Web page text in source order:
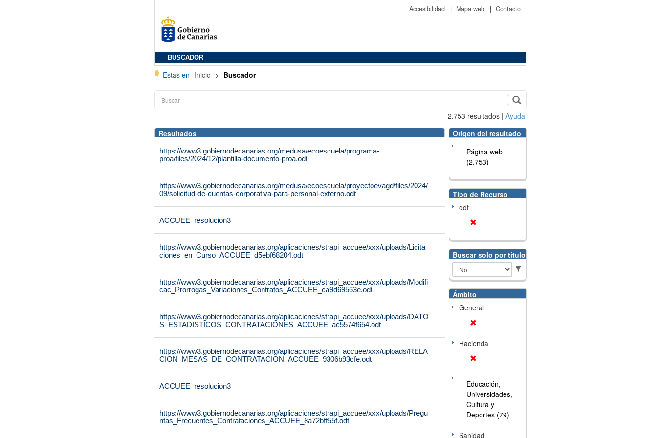
Accesibilidad | Mapa web | Contacto
BUSCADOR
Estás en Inicio > Buscador
2.753 resultados | Ayuda
Resultados
https://www3.gobiernodecanarias.org/medusa/ecoescuela/programa-
proa/files/2024/12/plantilla-documento-proa.odt
https://www3.gobiernodecanarias.org/medusa/ecoescuela/proyectoevagd/files/2024/
09/solicitud-de-cuentas-corporativa-para-personal-externo.odt
ACCUEE_resolucion3
https://www3.gobiernodecanarias.org/aplicaciones/strapi_accuee/xxx/uploads/Licita
ciones_en_Curso_ACCUEE_d5ebf68204.odt
https://www3.gobiernodecanarias.org/aplicaciones/strapi_accuee/xxx/uploads/Modifi
cac_Prorrogas_Variaciones_Contratos_ACCUEE_ca9d69563e.odt
https://www3.gobiernodecanarias.org/aplicaciones/strapi_accuee/xxx/uploads/DATO
S_ESTADISTICOS_CONTRATACIONES_ACCUEE_ac5574f654.odt
https://www3.gobiernodecanarias.org/aplicaciones/strapi_accuee/xxx/uploads/RELA
CION_MESAS_DE_CONTRATACION_ACCUEE_9306b93cfe.odt
ACCUEE_resolucion3
https://www3.gobiernodecanarias.org/aplicaciones/strapi_accuee/xxx/uploads/Pregu
ntas_Frecuentes_Contrataciones_ACCUEE_8a72bff55f.odt
Origen del resultado
Página web
(2.753)
Tipo de Recurso
odt
Buscar solo por título
Ámbito
General
Hacienda
Educación,
Universidades,
Cultura y
Deportes (79)
Sanidad